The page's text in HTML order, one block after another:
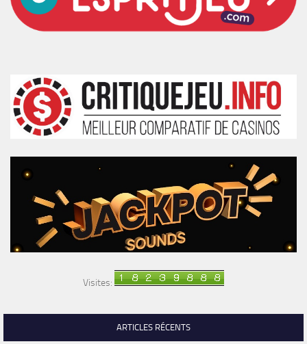
Visites:
ARTICLES RÉCENTS